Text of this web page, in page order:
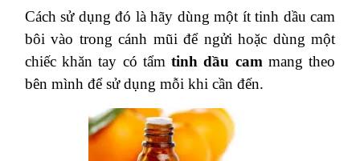
Cách sử dụng đó là hãy dùng một ít tinh dầu cam
bôi vào trong cánh mũi để ngửi hoặc dùng một
chiếc khăn tay có tẩmtinh dầu cam mang theo
bên mình để sử dụng mỗi khi cần đến.